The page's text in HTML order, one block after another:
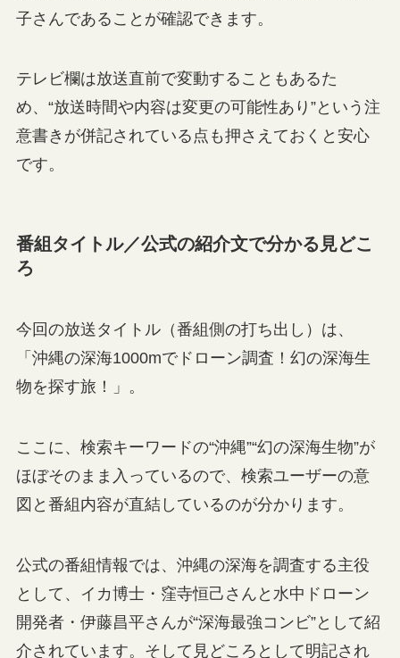
子さんであることが確認できます。
テレビ欄は放送直前で変動することもあるた
め、“放送時間や内容は変更の可能性あり”という注
意書きが併記されている点も押さえておくと安心
です。
番組タイトル／公式の紹介文で分かる見どこ
ろ
今回の放送タイトル（番組側の打ち出し）は、
「沖縄の深海1000mでドローン調査！幻の深海生
物を探す旅！」。
ここに、検索キーワードの“沖縄”“幻の深海生物”が
ほぼそのまま入っているので、検索ユーザーの意
図と番組内容が直結しているのが分かります。
公式の番組情報では、沖縄の深海を調査する主役
として、イカ博士・窪寺恒己さんと水中ドローン
開発者・伊藤昌平さんが“深海最強コンビ”として紹
介されています。そして見どころとして明記され